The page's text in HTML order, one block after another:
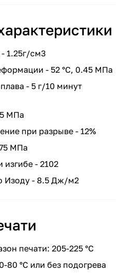
1.25г/см3
- 52 °C, 0.45 МПа
- 5 г/10 минут
МПа
при разрыве - 12%
МПа
изгибе - 2102
Изоду - 8.5 Дж/м2
печати: 205-225 °С
80 °С или без подогрева